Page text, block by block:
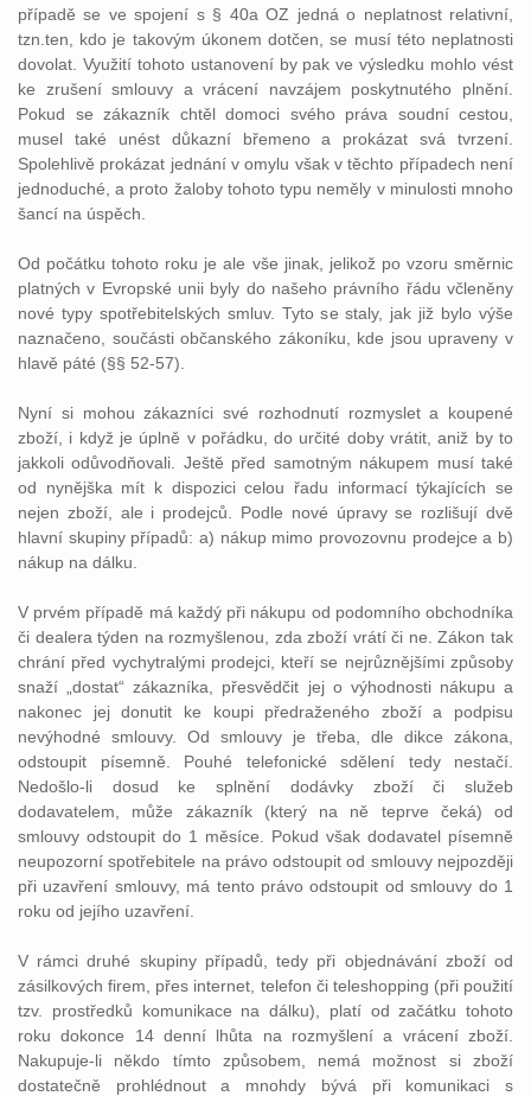
případě se ve spojení s § 40a OZ jedná o neplatnost relativní,
tzn.ten, kdo je takovým úkonem dotčen, se musí této neplatnosti
dovolat. Využití tohoto ustanovení by pak ve výsledku mohlo vést
ke zrušení smlouvy a vrácení navzájem poskytnutého plnění.
Pokud se zákazník chtěl domoci svého práva soudní cestou,
musel také unést důkazní břemeno a prokázat svá tvrzení.
Spolehlivě prokázat jednání v omylu však v těchto případech není
jednoduché, a proto žaloby tohoto typu neměly v minulosti mnoho
šancí na úspěch.
Od počátku tohoto roku je ale vše jinak, jelikož po vzoru směrnic
platných v Evropské unii byly do našeho právního řádu včleněny
nové typy spotřebitelských smluv. Tyto se staly, jak již bylo výše
naznačeno, součásti občanského zákoníku, kde jsou upraveny v
hlavě páté (§§ 52-57).
Nyní si mohou zákazníci své rozhodnutí rozmyslet a koupené
zboží, i když je úplně v pořádku, do určité doby vrátit, aniž by to
jakkoli odůvodňovali. Ještě před samotným nákupem musí také
od nynějška mít k dispozici celou řadu informací týkajících se
nejen zboží, ale i prodejců. Podle nové úpravy se rozlišují dvě
hlavní skupiny případů: a) nákup mimo provozovnu prodejce a b)
nákup na dálku.
V prvém případě má každý při nákupu od podomního obchodníka
či dealera týden na rozmyšlenou, zda zboží vrátí či ne. Zákon tak
chrání před vychytralými prodejci, kteří se nejrůznějšími způsoby
snaží „dostat“ zákazníka, přesvědčit jej o výhodnosti nákupu a
nakonec jej donutit ke koupi předraženého zboží a podpisu
nevýhodné smlouvy. Od smlouvy je třeba, dle dikce zákona,
odstoupit písemně. Pouhé telefonické sdělení tedy nestačí.
Nedošlo-li dosud ke splnění dodávky zboží či služeb
dodavatelem, může zákazník (který na ně teprve čeká) od
smlouvy odstoupit do 1 měsíce. Pokud však dodavatel písemně
neupozorní spotřebitele na právo odstoupit od smlouvy nejpozději
při uzavření smlouvy, má tento právo odstoupit od smlouvy do 1
roku od jejího uzavření.
V rámci druhé skupiny případů, tedy při objednávání zboží od
zásilkových firem, přes internet, telefon či teleshopping (při použití
tzv. prostředků komunikace na dálku), platí od začátku tohoto
roku dokonce 14 denní lhůta na rozmyšlení a vrácení zboží.
Nakupuje-li někdo tímto způsobem, nemá možnost si zboží
dostatečně prohlédnout a mnohdy bývá při komunikaci s